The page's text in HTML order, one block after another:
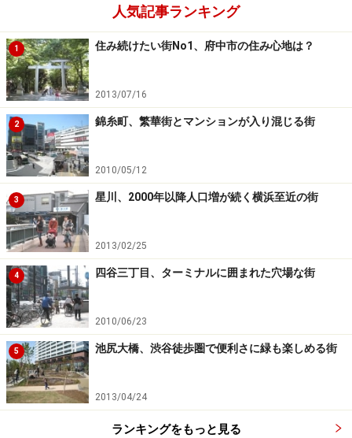
これまでほとんど何もなかった南口側にも商業ビルができ、
バスターミナルも完成
全体の名称はたまプラーザテラス。北口の東急ショッピ
ングセンターはたまプラーザテラスノースプラザと名称
が変わり、駅を囲んではゲートプラザ、開発が遅れてい
た南口にはバスターミナルとサウスプラザなる建物がで
きています。入っている店舗はファッション関係からイ
ンテリア、カフェやレストランに学童保育施設やペット
ショップ、カルチャースクールと多彩で、子どもから大
人まで１日楽しめるスペースとなっています。
地元の野菜その他を販売する店舗も新装。駅から少し離れる
と農家も点在しているエリアなのだ
また、駅のすぐ前にはイトーヨーカ堂があり、たまプラ
ーザテラスの回りにはたまプラーザ中央商店街や駅前通
人気記事ランキング
1 住み続けたい街No1、府中市の住み心地は？
2013/07/16
2 錦糸町、繁華街とマンションが入り混じる街
2010/05/12
3 星川、2000年以降人口増が続く横浜至近の街
2013/02/25
4 四谷三丁目、ターミナルに囲まれた穴場な街
2010/06/23
5 池尻大橋、渋谷徒歩圏で便利さに緑も楽しめる街
2013/04/24
ランキングをもっと見る